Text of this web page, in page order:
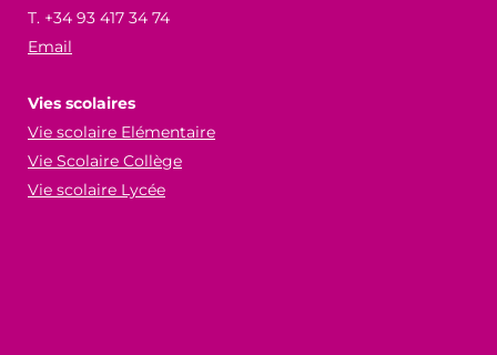
T. +34 93 417 34 74
Email
Vies scolaires
Vie scolaire Elémentaire
Vie Scolaire Collège
Vie scolaire Lycée